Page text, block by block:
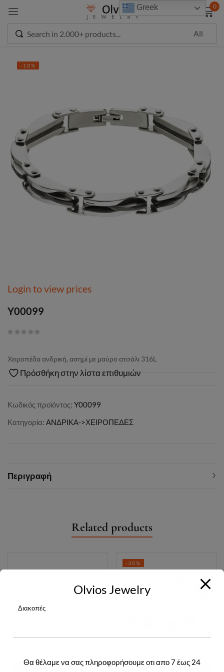
0
-10%
Login to view prices
Y00099
Χειροπέδα ανδρική, ασημί με μαύρο ατσάλι 316L
Πρόσθήκη στην λίστα επιθυμιών
Κωδικός προϊόντος: Y00099
Κατηγορία: ΑΝΔΡΙΚΑ->ΧΕΙΡΟΠΕΔΕΣ
Περιγραφή
Related products
-30%
Greek
Sign in
Remember me Lost password?
modal-check
Olvios Jewelry
Διακοπές
Θα θέλαμε να σας πληροφορήσουμε οτι απο 7 έως 24